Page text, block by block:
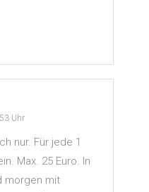
Uhr
nur. Für jede 1
Max. 25 Euro. In
morgen mit